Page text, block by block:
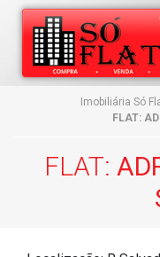
Imobiliária Só
FLAT:
FLAT: